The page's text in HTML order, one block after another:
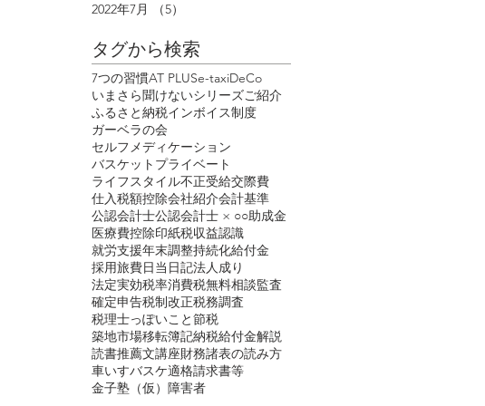
2022年7月
（5）
タグから検索
7つの習慣AT PLUSe-taxiDeCo
いまさら聞けないシリーズご紹介
ふるさと納税インボイス制度
ガーベラの会
セルフメディケーション
バスケット プライベート
ライフスタイル不正受給交際費
仕入税額控除会社紹介会計基準
公認会計士公認会計士 × ○○助成金
医療費控除印紙税収益認識
就労支援年末調整持続化給付金
採用旅費日当 日記法人成り
法定実効税率消費税無料相談監査
確定申告税制改正税務調査
税理士っぽいこと節税
築地市場移転簿記納税給付金解説
読書推薦文講座財務諸表の読み方
車いすバスケ適格請求書等
金子塾（仮） 障害者